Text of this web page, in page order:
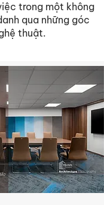
trong một không
qua những góc
thuật.